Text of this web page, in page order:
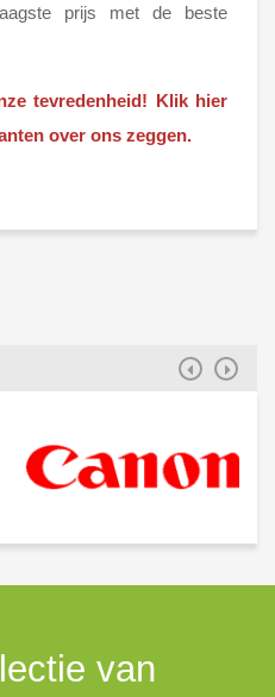
prijs met de beste
tevredenheid! Klik hier
over ons zeggen.
van